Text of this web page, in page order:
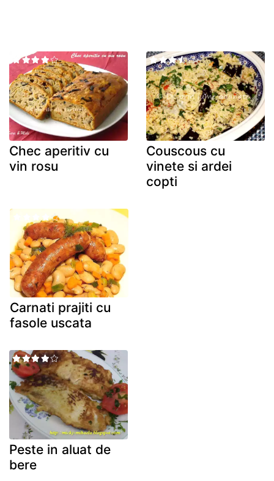
Chec aperitiv cu
vin rosu
Couscous cu
vinete si ardei
copti
Carnati prajiti cu
fasole uscata
Peste in aluat de
bere